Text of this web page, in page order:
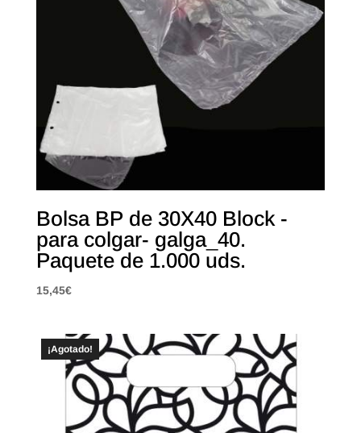
Bolsa BP de 30X40 Block -
para colgar- galga_40.
Paquete de 1.000 uds.
15,45€
¡Agotado!